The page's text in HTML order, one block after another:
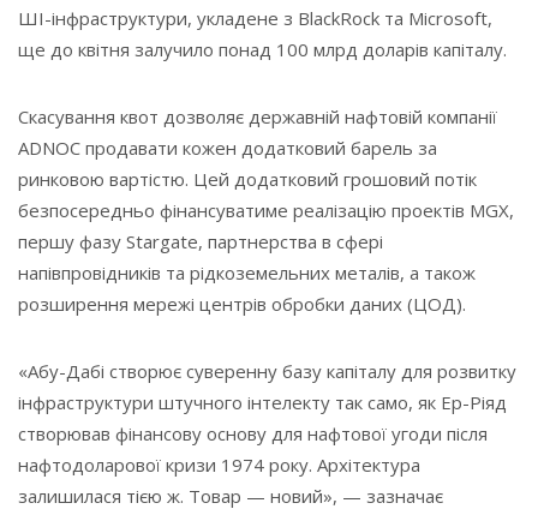
ШІ-інфраструктури, укладене з BlackRock та Microsoft,
ще до квітня залучило понад 100 млрд доларів капіталу.
Скасування квот дозволяє державній нафтовій компанії
ADNOC продавати кожен додатковий барель за
ринковою вартістю. Цей додатковий грошовий потік
безпосередньо фінансуватиме реалізацію проектів MGX,
першу фазу Stargate, партнерства в сфері
напівпровідників та рідкоземельних металів, а також
розширення мережі центрів обробки даних (ЦОД).
«Абу-Дабі створює суверенну базу капіталу для розвитку
інфраструктури штучного інтелекту так само, як Ер-Ріяд
створював фінансову основу для нафтової угоди після
нафтодоларової кризи 1974 року. Архітектура
залишилася тією ж. Товар — новий», — зазначає